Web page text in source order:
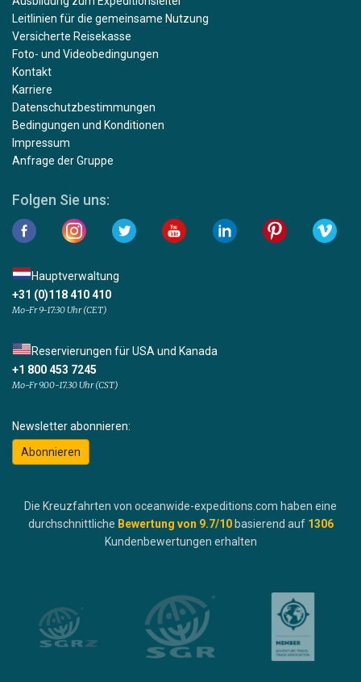
Leitlinien für die gemeinsame Nutzung
Versicherte Reisekasse
Foto- und Videobedingungen
Kontakt
Karriere
Datenschutzbestimmungen
Bedingungen und Konditionen
Impressum
Anfrage der Gruppe
Folgen Sie uns:
Hauptverwaltung
+31 (0)118 410 410
Mo-Fr 9-17:30 Uhr (CET)
Reservierungen für USA und Kanada
+1 800 453 7245
Mo-Fr 9.00-17.30 Uhr (CST)
Newsletter abonnieren:
Abonnieren
Die Kreuzfahrten von oceanwide-expeditions.com haben eine
durchschnittliche Bewertung von 9.7/10 basierend auf 1306
Kundenbewertungen erhalten